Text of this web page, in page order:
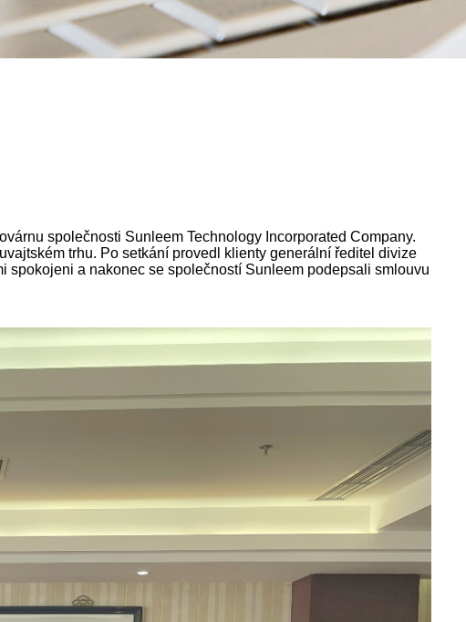
společnosti Sunleem Technology Incorporated Company.
trhu. Po setkání provedl klienty generální ředitel divize
spokojeni a nakonec se společností Sunleem podepsali smlouvu